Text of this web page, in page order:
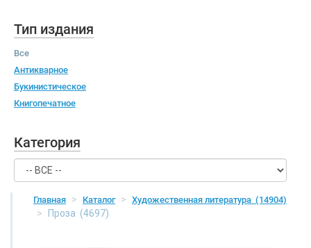
Тип издания
Все
Антикварное
Букинистическое
Книгопечатное
Категория
Главная Каталог Художественная литература (14904)
Проза (4697)